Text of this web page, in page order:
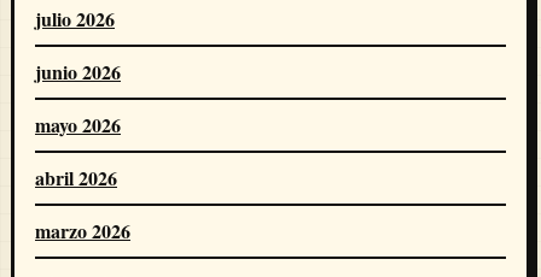
julio 2026
junio 2026
mayo 2026
abril 2026
marzo 2026